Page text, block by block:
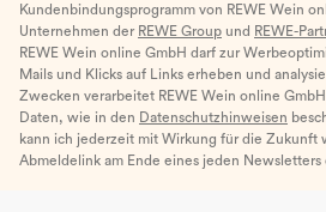
Kundenbindungsprogramm von REWE Wein
Unternehmen der REWE Group und REWE-
REWE Wein online GmbH darf zur
Mails und Klicks auf Links erheben und
Zwecken verarbeitet REWE Wein online
Daten, wie in den Datenschutzhinweisen
kann ich jederzeit mit Wirkung für die Zukunft
Abmeldelink am Ende eines jeden